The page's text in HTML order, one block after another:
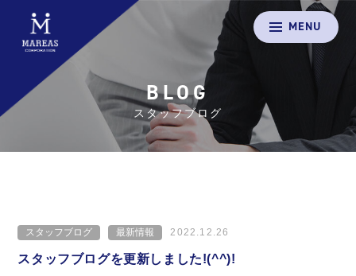
MENU
BLOG
スタッフブログ
スタッフブログ 最新情報 2022.12.26
スタッフブログを更新しました!(^^)!